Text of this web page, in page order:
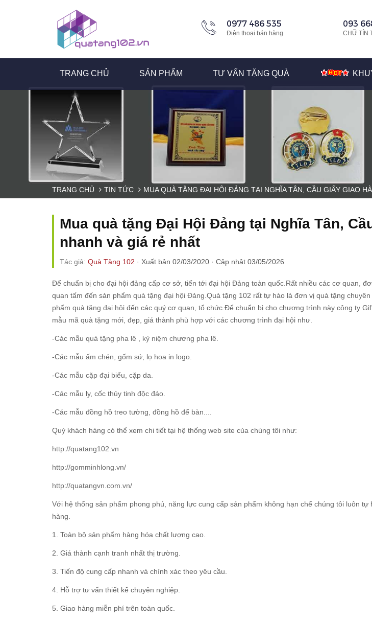
0977 486 535
Điện thoại bán hàng
093
CHỮ TÍN
TRANG CHỦ SẢN PHẨM TƯ VẤN TẶNG QUÀ
TRANG CHỦ TIN TỨC MUA QUÀ TẶNG ĐẠI HỘI ĐẢNG TẠI NGHĨA TÂN, CẦU GIẤY GIAO
Mua quà tặng Đại Hội Đảng tại Nghĩa Tân,
nhanh và giá rẻ nhất
Tác giả: Quà Tặng 102 · Xuất bản 02/03/2020 · Cập nhật 03/05/2026
Để chuẩn bị cho đại hội đảng cấp cơ sở, tiến tới đại hội Đảng toàn quốc.Rất nhiều các cơ quan,
quan tấm đến sản phẩm quà tặng đại hội Đảng .Quà tặng 102 rất tự hào là đơn vị quà tặng
phẩm quà tặng đại hội đến các quý cơ quan, tổ chức.Để chuẩn bị cho chương trình này công ty
mẫu mã quà tặng mới, đẹp, giá thành phù hợp với các chương trình đại hội như.
-Các mẫu quà tặng pha lê kỷ niệm chương pha lê.
-Các mẫu ấm chén , gốm sứ, lọ hoa in logo.
-Các mẫu cặp đại biểu , cặp da.
-Các mẫu ly, cốc thủy tinh độc đáo.
-Các mẫu đồng hồ treo tường, đồng hồ để bàn....
Quý khách hàng có thể xem chi tiết tại hệ thống web site của chúng tôi như:
http://quatang102.vn
http://gomminhlong.vn/
http://quatangvn.com.vn/
Với hệ thống sản phẩm phong phú, năng lực cung cấp sản phẩm không hạn chế chúng tôi luôn tự
hàng.
1. Toàn bộ sản phẩm hàng hóa chất lượng cao.
2. Giá thành cạnh tranh nhất thị trường.
3. Tiến độ cung cấp nhanh và chính xác theo yêu cầu.
4. Hỗ trợ tư vấn thiết kế chuyên nghiệp.
5. Giao hàng miễn phí trên toàn quốc.